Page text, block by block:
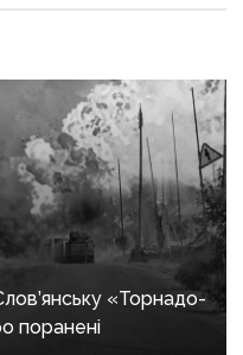
«Торнадо-
поранені